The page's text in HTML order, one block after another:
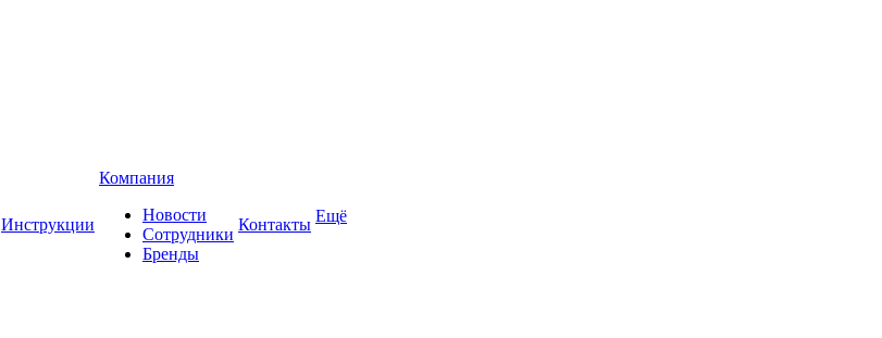
Инструкции
Компания
Новости
Сотрудники
Бренды
Контакты Ещё